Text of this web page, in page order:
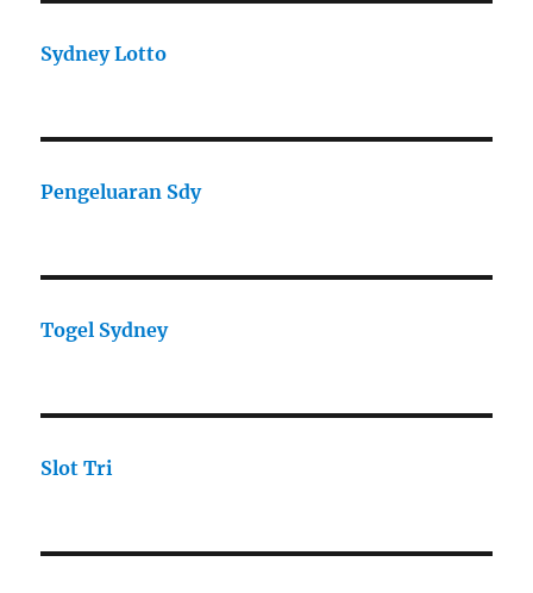
Sydney Lotto
Pengeluaran Sdy
Togel Sydney
Slot Tri